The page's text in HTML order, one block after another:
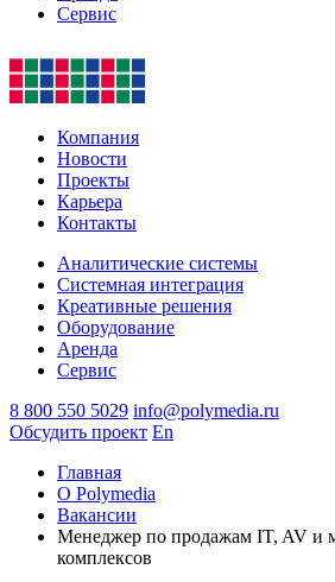
Сервис
Компания
Новости
Проекты
Карьера
Контакты
Аналитические системы
Системная интеграция
Креативные решения
Оборудование
Аренда
Сервис
8 800 550 5029 info@polymedia.ru
Обсудить проект En
Главная
О Polymedia
Вакансии
Менеджер по продажам IT, AV и
комплексов